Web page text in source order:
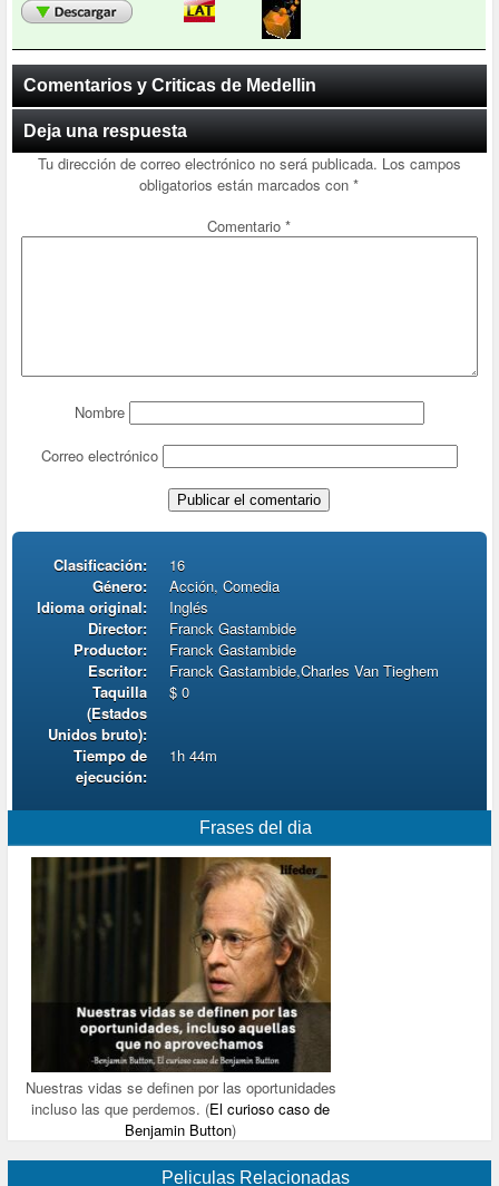
Comentarios y Criticas de Medellin
Deja una respuesta
Tu dirección de correo electrónico no será publicada. Los campos
obligatorios están marcados con*
Comentario*
Nombre
Correo electrónico
Clasificación:
16
Género:
Acción, Comedia
Idioma original:
Inglés
Director:
Franck Gastambide
Productor:
Franck Gastambide
Escritor:
Franck Gastambide,Charles Van Tieghem
Taquilla
(Estados
Unidos bruto):
$ 0
Tiempo de
ejecución:
1h 44m
Frases del dia
Nuestras vidas se definen por las oportunidades
incluso las que perdemos. (El curioso caso de
Benjamin Button)
Peliculas Relacionadas